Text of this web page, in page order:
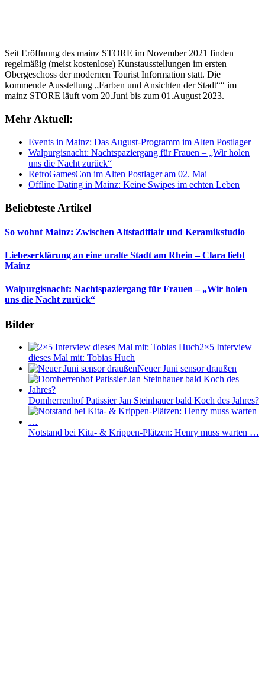
Seit Eröffnung des mainz STORE im November 2021 finden
regelmäßig (meist kostenlose) Kunstausstellungen im ersten
Obergeschoss der modernen Tourist Information statt. Die
kommende Ausstellung „Farben und Ansichten der Stadt““ im
mainz STORE läuft vom 20.Juni bis zum 01.August 2023.
Mehr Aktuell:
Events in Mainz: Das August-Programm im Alten Postlager
Walpurgisnacht: Nachtspaziergang für Frauen – „Wir holen
uns die Nacht zurück“
RetroGamesCon im Alten Postlager am 02. Mai
Offline Dating in Mainz: Keine Swipes im echten Leben
Beliebteste Artikel
So wohnt Mainz: Zwischen Altstadtflair und Keramikstudio
Liebeserklärung an eine uralte Stadt am Rhein – Clara liebt
Mainz
Walpurgisnacht: Nachtspaziergang für Frauen – „Wir holen
uns die Nacht zurück“
Bilder
2×5 Interview
dieses Mal mit: Tobias Huch
Neuer Juni sensor draußen
Domherrenhof Patissier Jan Steinhauer bald Koch des Jahres?
Notstand bei Kita- & Krippen-Plätzen: Henry muss warten …